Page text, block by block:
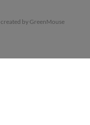
created by GreenMouse